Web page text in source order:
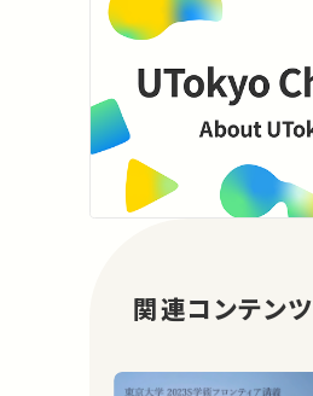
関連コンテンツ